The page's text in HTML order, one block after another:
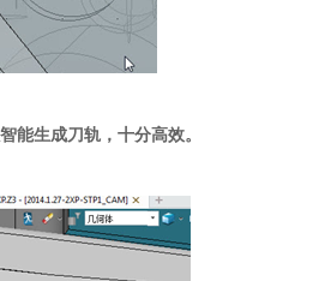
能生成刀轨，十分高效。